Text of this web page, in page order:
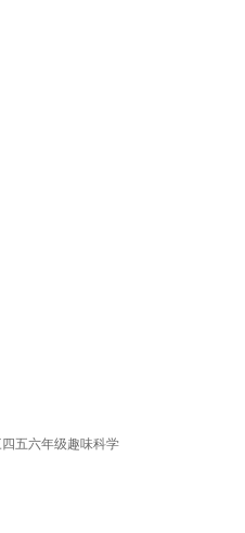
五六年级趣味科学